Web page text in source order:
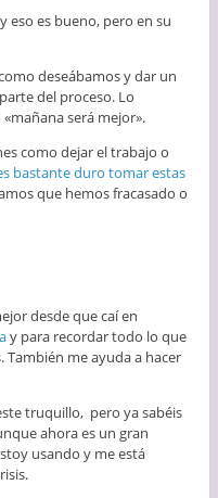
eso es bueno, pero en su
deseábamos y dar un
del proceso. Lo
será mejor».
como dejar el trabajo o
bastante duro tomar estas
que hemos fracasado o
desde que caí en
y para recordar todo lo que
También me ayuda a hacer
truquillo, pero ya sabéis
ahora es un gran
usando y me está